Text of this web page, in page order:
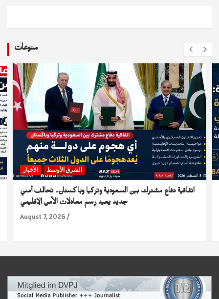
منوعات
الأخبار الشرق الأوسط
اتفاقية دفاع مشترك بين السعودية وتركيا وباكستان.. تحالف أمني
جديد يعيد رسم معادلات الأمن الإقليمي
August 7, 2026